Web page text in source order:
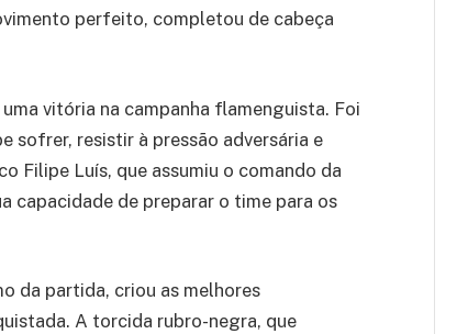
perfeito, completou de cabeça
vitória na campanha flamenguista. Foi
sofrer, resistir à pressão adversária e
Filipe Luís, que assumiu o comando da
capacidade de preparar o time para os
da partida, criou as melhores
A torcida rubro-negra, que